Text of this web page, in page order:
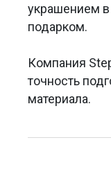
украшением
подарком.
Компания
точность
материала.